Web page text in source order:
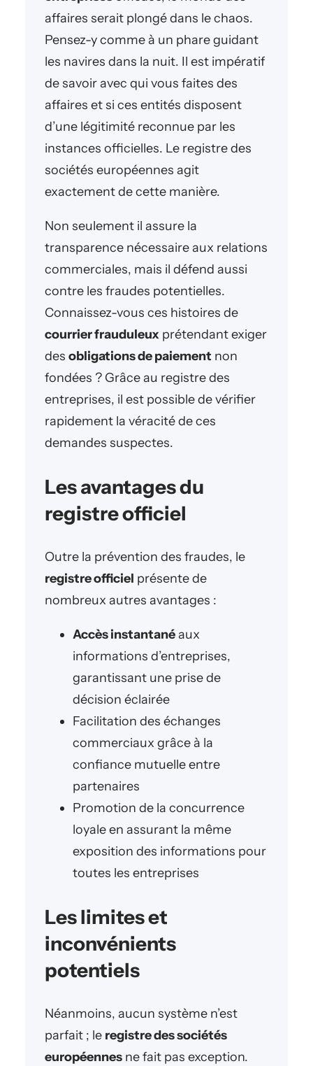
affaires serait plongé dans le chaos.
Pensez-y comme à un phare guidant
les navires dans la nuit. Il est impératif
de savoir avec qui vous faites des
affaires et si ces entités disposent
d’une légitimité reconnue par les
instances officielles. Le registre des
sociétés européennes agit
exactement de cette manière.
Non seulement il assure la
transparence nécessaire aux relations
commerciales, mais il défend aussi
contre les fraudes potentielles.
Connaissez-vous ces histoires de
courrier frauduleux prétendant exiger
des obligations de paiement non
fondées ? Grâce au registre des
entreprises, il est possible de vérifier
rapidement la véracité de ces
demandes suspectes.
Les avantages du
registre officiel
Outre la prévention des fraudes, le
registre officiel présente de
nombreux autres avantages :
Accès instantanéaux
informations d’entreprises,
garantissant une prise de
décision éclairée
Facilitation des échanges
commerciaux grâce à la
confiance mutuelle entre
partenaires
Promotion de la concurrence
loyale en assurant la même
exposition des informations pour
toutes les entreprises
Les limites et
inconvénients
potentiels
Néanmoins, aucun système n’est
parfait ; le registre des sociétés
européennes ne fait pas exception.